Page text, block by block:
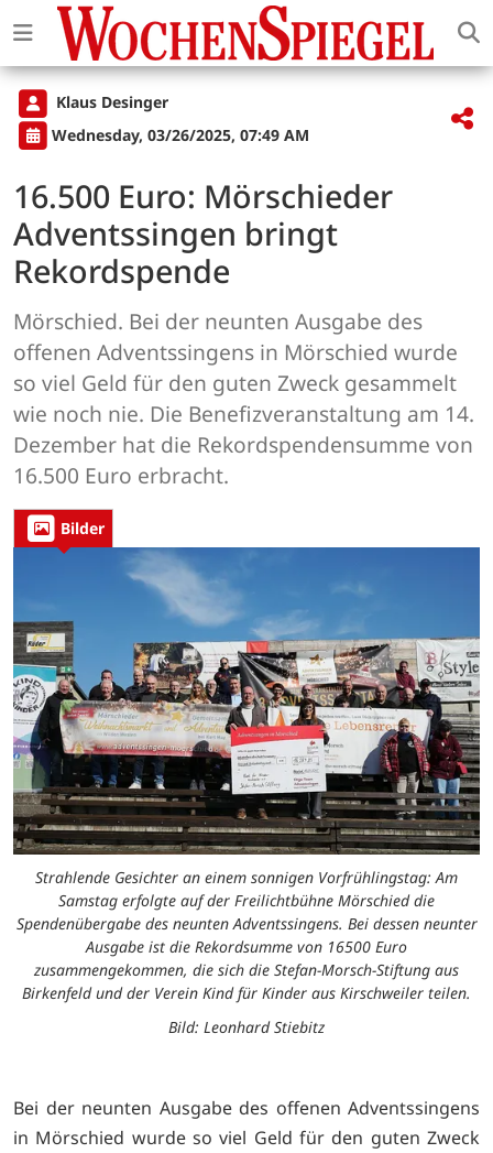
Klaus Desinger
Wednesday, 03/26/2025, 07:49 AM
16.500 Euro: Mörschieder
Adventssingen bringt
Rekordspende
Mörschied. Bei der neunten Ausgabe des
offenen Adventssingens in Mörschied wurde
so viel Geld für den guten Zweck gesammelt
wie noch nie. Die Benefizveranstaltung am 14.
Dezember hat die Rekordspendensumme von
16.500 Euro erbracht.
Bilder
Strahlende Gesichter an einem sonnigen Vorfrühlingstag: Am
Samstag erfolgte auf der Freilichtbühne Mörschied die
Spendenübergabe des neunten Adventssingens. Bei dessen neunter
Ausgabe ist die Rekordsumme von 16500 Euro
zusammengekommen, die sich die Stefan-Morsch-Stiftung aus
Birkenfeld und der Verein Kind für Kinder aus Kirschweiler teilen.
Bild: Leonhard Stiebitz
Bei der neunten Ausgabe des offenen Adventssingens
in Mörschied wurde so viel Geld für den guten Zweck